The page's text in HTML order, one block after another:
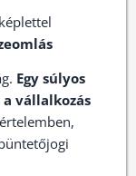
Egy súlyos
vállalkozás